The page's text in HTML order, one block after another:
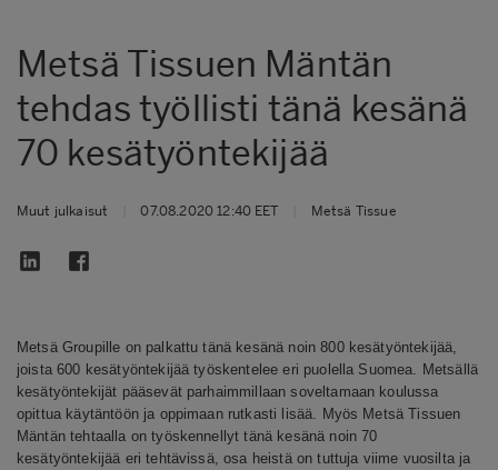
Metsä Tissuen Mäntän
tehdas työllisti tänä kesänä
70 kesätyöntekijää
Muut julkaisut 07.08.2020 12:40 EET Metsä Tissue
Metsä Groupille on palkattu tänä kesänä noin 800 kesätyöntekijää,
joista 600 kesätyöntekijää työskentelee eri puolella Suomea. Metsällä
kesätyöntekijät pääsevät parhaimmillaan soveltamaan koulussa
opittua käytäntöön ja oppimaan rutkasti lisää. Myös Metsä Tissuen
Mäntän tehtaalla on työskennellyt tänä kesänä noin 70
kesätyöntekijää eri tehtävissä, osa heistä on tuttuja viime vuosilta ja